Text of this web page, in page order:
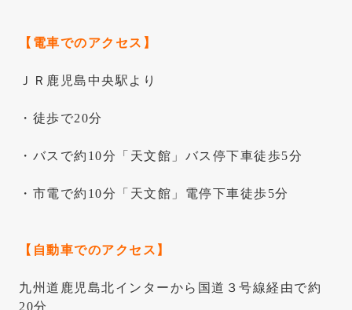
【 電車でのアクセス 】
ＪＲ鹿児島中央駅より
・徒歩で20分
・バスで約10分「天文館」バス停下車徒歩5分
・市電で約10分「天文館」電停下車徒歩5分
【 自動車でのアクセス 】
九州道鹿児島北インターから国道３号線経由で約
20分